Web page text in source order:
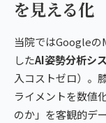
を見える化
当院ではGoogle
したAI姿勢分析シ
入コストゼロ）。
ライメントを数値
のか」を客観的デ